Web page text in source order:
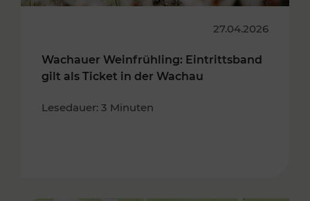
27.04.2026
Wachauer Weinfrühling: Eintrittsband
gilt als Ticket in der Wachau
Lesedauer: 3 Minuten